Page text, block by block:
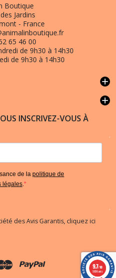
Boutique
Jardins
- France
65 46 00
de 9h30 à 14h30
de 9h30 à 14h30
add
add
INSCRIVEZ-VOUS À
de la politique de
légales.
des Avis Garantis, cliquez ici
9.7/10
5836 avis